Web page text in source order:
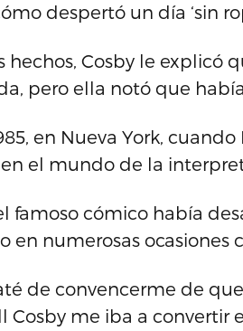
despertó un día ‘sin
hechos, Cosby le explicó
pero ella notó que había
en Nueva York,
el mundo de la
famoso cómico había
en numerosas ocasiones
de convencerme de
Cosby me iba a convertir